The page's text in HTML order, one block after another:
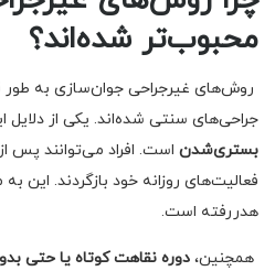
محبوب‌تر شده‌اند؟
روش‌های غیرجراحی جوان‌سازی به طور
جراحی‌های سنتی شده‌اند. یکی از دلایل
بستری‌شدن است. افراد می‌توانند پس
فعالیت‌های روزانه خود بازگردند. این
هدررفته است.
همچنین، دوره نقاهت کوتاه یا حتی